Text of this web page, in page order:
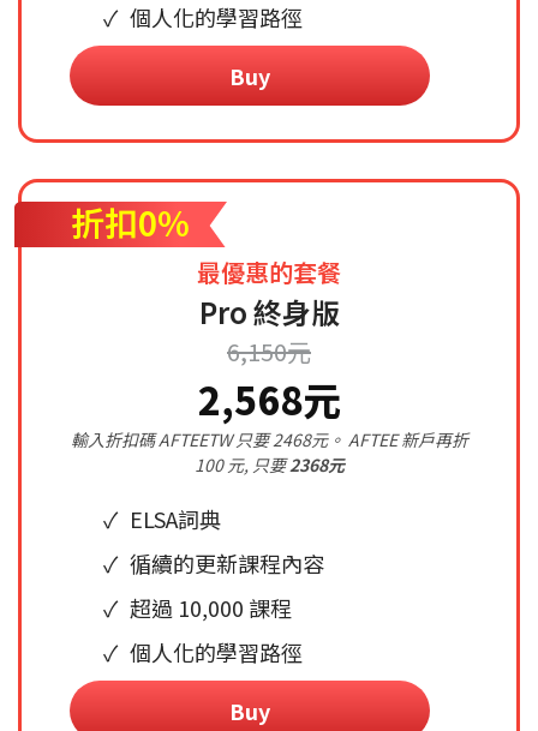
個人化的學習路徑
Buy
折扣0%
最優惠的套餐
Pro 終身版
6,150元
2,568元
輸入折扣碼 AFTEETW 只要 2468元。 AFTEE 新戶再折
100 元, 只要2368元
ELSA詞典
循續的更新課程內容
超過 10,000 課程
個人化的學習路徑
Buy